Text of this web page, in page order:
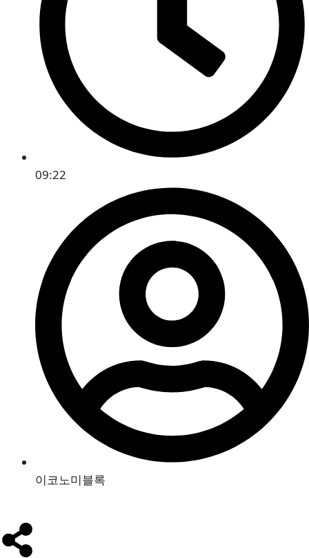
09:22
이코노미블록